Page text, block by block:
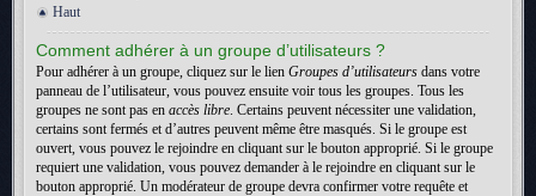
Haut
Comment adhérer à un groupe d’utilisateurs ?
Pour adhérer à un groupe, cliquez sur le lien Groupes d’utilisateurs dans votre
panneau de l’utilisateur, vous pouvez ensuite voir tous les groupes. Tous les
groupes ne sont pas en accès libre. Certains peuvent nécessiter une validation,
certains sont fermés et d’autres peuvent même être masqués. Si le groupe est
ouvert, vous pouvez le rejoindre en cliquant sur le bouton approprié. Si le groupe
requiert une validation, vous pouvez demander à le rejoindre en cliquant sur le
bouton approprié. Un modérateur de groupe devra confirmer votre requête et